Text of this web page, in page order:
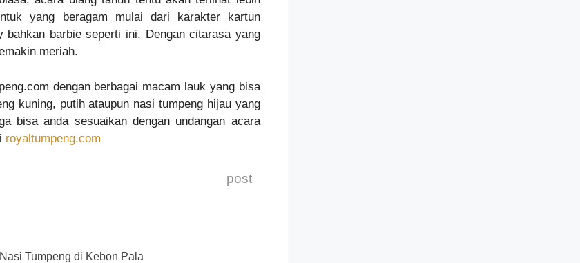
yang beragam mulai dari karakter kartun
barbie seperti ini. Dengan citarasa yang
meriah.
dengan berbagai macam lauk yang bisa
kuning, putih ataupun nasi tumpeng hijau yang
bisa anda sesuaikan dengan undangan acara
royaltumpeng.com
post
Tumpeng di Kebon Pala